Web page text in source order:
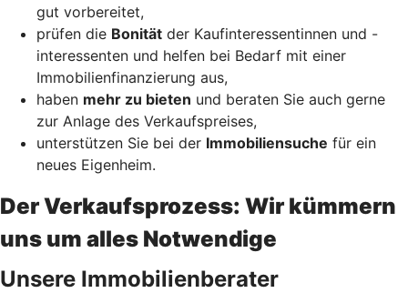
gut vorbereitet,
prüfen die Bonität der Kaufinteressentinnen und -
interessenten und helfen bei Bedarf mit einer
Immobilienfinanzierung aus,
haben mehr zu bieten und beraten Sie auch gerne
zur Anlage des Verkaufspreises,
unterstützen Sie bei der Immobiliensuche für ein
neues Eigenheim.
Der Verkaufsprozess: Wir kümmern
uns um alles Notwendige
Unsere Immobilienberater